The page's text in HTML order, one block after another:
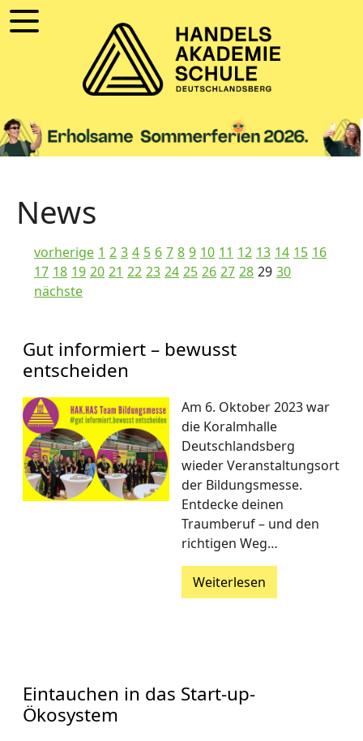
News
vorherige 1 2 3 4 5 6 7 8 9 10 11 12 13 14 15 16
17 18 19 20 21 22 23 24 25 26 27 28 29 30
nächste
Gut informiert – bewusst
entscheiden
Am 6. Oktober 2023 war
die Koralmhalle
Deutschlandsberg
wieder Veranstaltungsort
der Bildungsmesse.
Entdecke deinen
Traumberuf – und den
richtigen Weg…
Weiterlesen
Eintauchen in das Start-up-
Ökosystem